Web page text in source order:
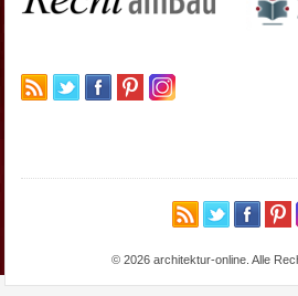
© 2026 architektur-online. Alle